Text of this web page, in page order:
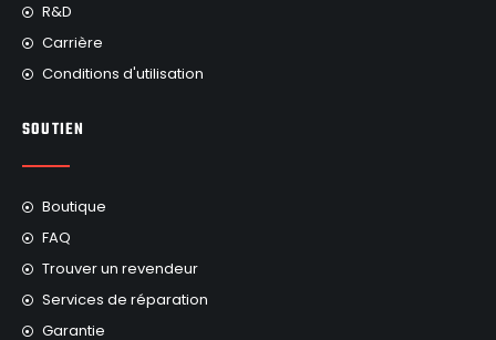
R&D
Carrière
Conditions d'utilisation
SOUTIEN
Boutique
FAQ
Trouver un revendeur
Services de réparation
Garantie